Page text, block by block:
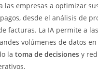
las empresas a optimizar
desde el análisis de
facturas. La IA permite a
volúmenes de datos
la toma de decisiones y